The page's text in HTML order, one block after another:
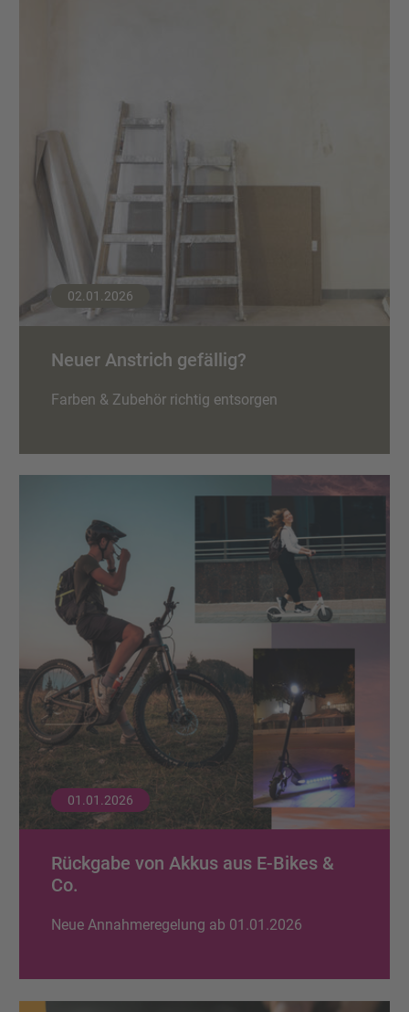
02.01.2026
Neuer Anstrich gefällig?
Farben & Zubehör richtig entsorgen
01.01.2026
Rückgabe von Akkus aus E-Bikes &
Co.
Neue Annahmeregelung ab 01.01.2026